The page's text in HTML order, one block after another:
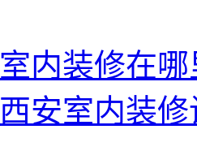
室内装修在
西安室内装